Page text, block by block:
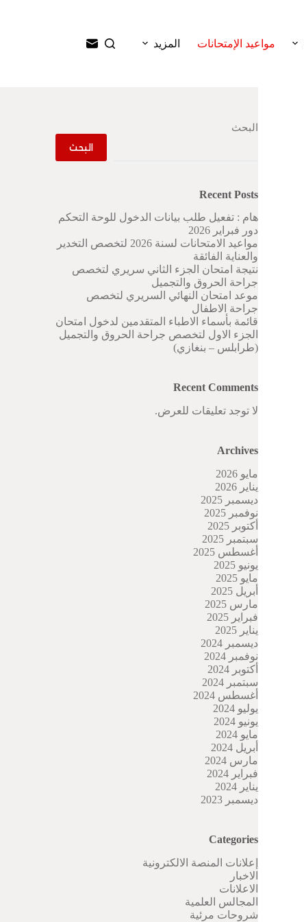
مواعيد الإمتحانات المزيد
البحث
البحث
Recent Posts
هام : تفعيل طلب بيانات الدخول للوحة التحكم
دور فبراير 2026
مواعيد الامتحانات لسنة 2026 لتخصص التخدير
والعناية الفائقة
نتيجة امتحان الجزء الثاني سريري لتخصص
جراحة الحروق والتجميل
موعد امتحان النهائي السريري لتخصص
جراحة الاطفال
قائمة بأسماء الاطباء المتقدمين لدخول امتحان
الجزء الاول لتخصص جراحة الحروق والتجميل
(طرابلس – بنغازي)
Recent Comments
لا توجد تعليقات للعرض.
Archives
مايو 2026
يناير 2026
ديسمبر 2025
نوفمبر 2025
أكتوبر 2025
سبتمبر 2025
أغسطس 2025
يونيو 2025
مايو 2025
أبريل 2025
مارس 2025
فبراير 2025
يناير 2025
ديسمبر 2024
نوفمبر 2024
أكتوبر 2024
سبتمبر 2024
أغسطس 2024
يوليو 2024
يونيو 2024
مايو 2024
أبريل 2024
مارس 2024
فبراير 2024
يناير 2024
ديسمبر 2023
Categories
إعلانات المنصة الالكترونية
الاخبار
الاعلانات
المجالس العلمية
شروحات مرئية